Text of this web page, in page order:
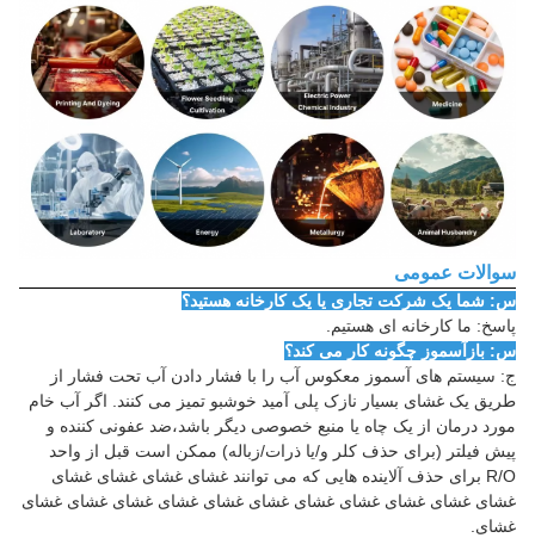
سوالات عمومی
س: شما یک شرکت تجاری یا یک کارخانه هستید؟
پاسخ: ما کارخانه ای هستیم.
س: بازآسموز چگونه کار می کند؟
ج: سیستم های آسموز معکوس آب را با فشار دادن آب تحت فشار از
طریق یک غشای بسیار نازک پلی آمید خوشبو تمیز می کنند. اگر آب خام
مورد درمان از یک چاه یا منبع خصوصی دیگر باشد،ضد عفونی کننده و
پیش فیلتر (برای حذف کلر و/یا ذرات/زباله) ممکن است قبل از واحد
R/O برای حذف آلاینده هایی که می توانند غشای غشای غشای غشای
غشای غشای غشای غشای غشای غشای غشای غشای غشای غشای غشای
غشای.